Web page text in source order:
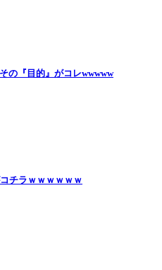
の『目的』がコレwwwww
チラｗｗｗｗｗｗ